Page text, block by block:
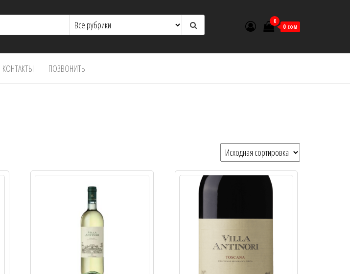
0
0 сом
КОНТАКТЫ ПОЗВОНИТЬ